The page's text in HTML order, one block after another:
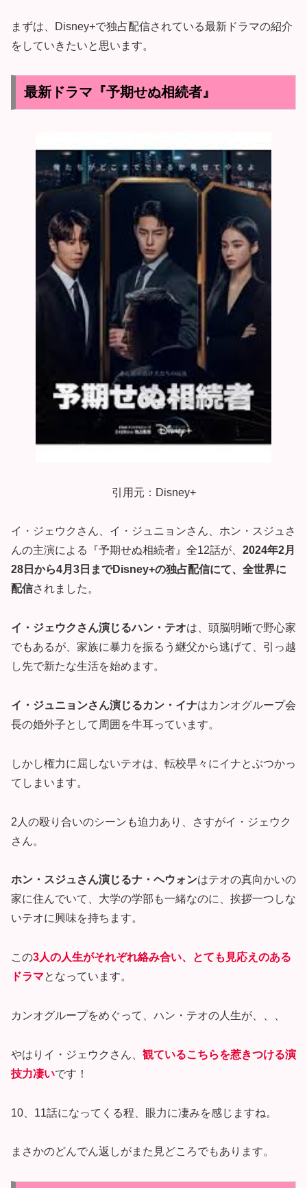
まずは、Disney+で独占配信されている最新ドラマの紹介
をしていきたいと思います。
最新ドラマ『予期せぬ相続者』
引用元：Disney+
イ・ジェウクさん、イ・ジュニョンさん、ホン・スジュさ
んの主演による『予期せぬ相続者』全12話が、 2024年2月
28日から4月3日までDisney+の独占配信にて、全世界に
配信されました。
イ・ジェウクさん演じるハン・テオは、頭脳明晰で野心家
でもあるが、家族に暴力を振るう継父から逃げて、引っ越
し先で新たな生活を始めます。
イ・ジュニョンさん演じるカン・イナはカンオグループ会
長の婚外子として周囲を牛耳っています。
しかし権力に屈しないテオは、転校早々にイナとぶつかっ
てしまいます。
2人の殴り合いのシーンも迫力あり、さすがイ・ジェウク
さん。
ホン・スジュさん演じるナ・ヘウォンはテオの真向かいの
家に住んでいて、大学の学部も一緒なのに、挨拶一つしな
いテオに興味を持ちます。
この3人の人生がそれぞれ絡み合い、とても見応えのある
ドラマとなっています。
カンオグループをめぐって、ハン・テオの人生が、、、
やはりイ・ジェウクさん、 観ているこちらを惹きつける演
技力凄いです！
10、11話になってくる程、眼力に凄みを感じますね。
まさかのどんでん返しがまた見どころでもあります。